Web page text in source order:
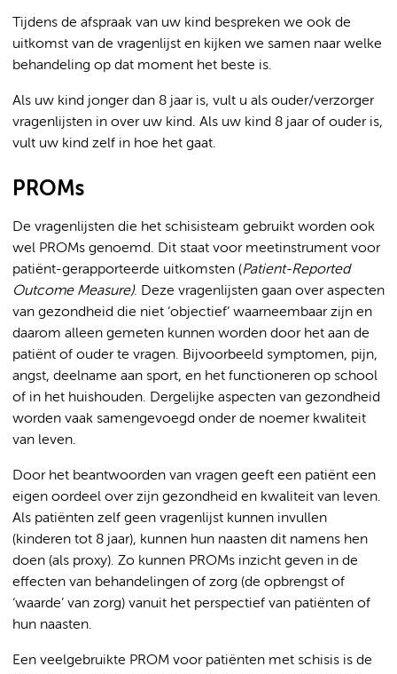
Tijdens de afspraak van uw kind bespreken we ook de
uitkomst van de vragenlijst en kijken we samen naar welke
behandeling op dat moment het beste is.
Als uw kind jonger dan 8 jaar is, vult u als ouder/verzorger
vragenlijsten in over uw kind. Als uw kind 8 jaar of ouder is,
vult uw kind zelf in hoe het gaat.
PROMs
De vragenlijsten die het schisisteam gebruikt worden ook
wel PROMs genoemd. Dit staat voor meetinstrument voor
patiënt-gerapporteerde uitkomsten (Patient-Reported
Outcome Measure). Deze vragenlijsten gaan over aspecten
van gezondheid die niet ‘objectief’ waarneembaar zijn en
daarom alleen gemeten kunnen worden door het aan de
patiënt of ouder te vragen. Bijvoorbeeld symptomen, pijn,
angst, deelname aan sport, en het functioneren op school
of in het huishouden. Dergelijke aspecten van gezondheid
worden vaak samengevoegd onder de noemer kwaliteit
van leven.
Door het beantwoorden van vragen geeft een patiënt een
eigen oordeel over zijn gezondheid en kwaliteit van leven.
Als patiënten zelf geen vragenlijst kunnen invullen
(kinderen tot 8 jaar), kunnen hun naasten dit namens hen
doen (als proxy). Zo kunnen PROMs inzicht geven in de
effecten van behandelingen of zorg (de opbrengst of
‘waarde’ van zorg) vanuit het perspectief van patiënten of
hun naasten.
Een veelgebruikte PROM voor patiënten met schisis is de